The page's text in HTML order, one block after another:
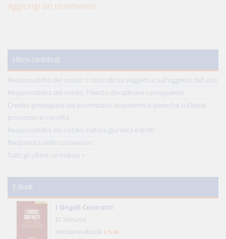
Aggiungi un commento
Ultimi contributi
Responsabilità del notaio: i controlli sui soggetti e sull'oggetto dell'atto
Responsabilità del notaio: l'illecito disciplinare conseguente
Credito privilegiato del promissario acquirente e ipoteche sul bene
promesso in vendita
Responsabilità del notaio: natura giuridica e limiti
Reciprocità delle concessioni
Tutti gli ultimi contributi >
E-Book
I Singoli Contratti
D. Minussi
Versione ebook € 5,99